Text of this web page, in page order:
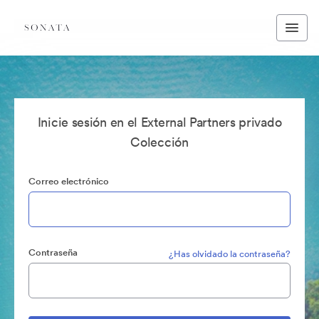
Inicie sesión en el External Partners privado
Colección
Correo electrónico
Contraseña ¿Has olvidado la contraseña?